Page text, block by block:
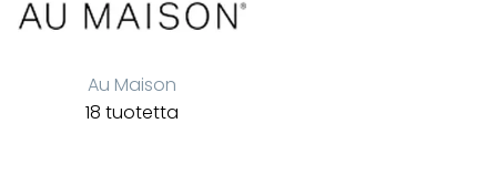
Au Maison
18 tuotetta